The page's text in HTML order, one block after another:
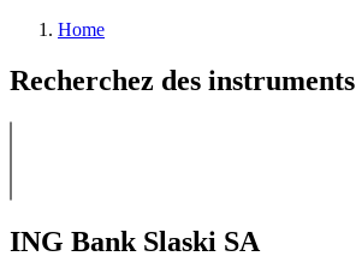
Home
Recherchez des instruments
ING Bank Slaski SA